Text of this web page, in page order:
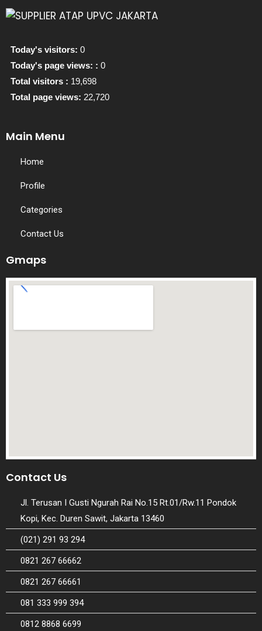
Today's visitors: 0
Today's page views: : 0
Total visitors : 19,698
Total page views: 22,720
Main Menu
Home
Profile
Categories
Contact Us
Gmaps
Contact Us
Jl. Terusan I Gusti Ngurah Rai No.15 Rt.01/Rw.11 Pondok
Kopi, Kec. Duren Sawit, Jakarta 13460
(021) 291 93 294
0821 267 66662
0821 267 66661
081 333 999 394
0812 8868 6699